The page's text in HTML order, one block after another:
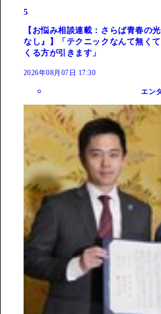
5
【お悩み相談連載：さらば青春の
なし』】「テクニックなんて無く
くる方が引きます」
2026年08月07日 17:30
エン